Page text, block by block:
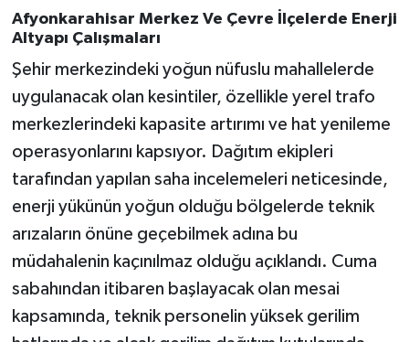
Afyonkarahisar Merkez Ve Çevre İlçelerde Enerji
Altyapı Çalışmaları
Şehir merkezindeki yoğun nüfuslu mahallelerde
uygulanacak olan kesintiler, özellikle yerel trafo
merkezlerindeki kapasite artırımı ve hat yenileme
operasyonlarını kapsıyor. Dağıtım ekipleri
tarafından yapılan saha incelemeleri neticesinde,
enerji yükünün yoğun olduğu bölgelerde teknik
arızaların önüne geçebilmek adına bu
müdahalenin kaçınılmaz olduğu açıklandı. Cuma
sabahından itibaren başlayacak olan mesai
kapsamında, teknik personelin yüksek gerilim